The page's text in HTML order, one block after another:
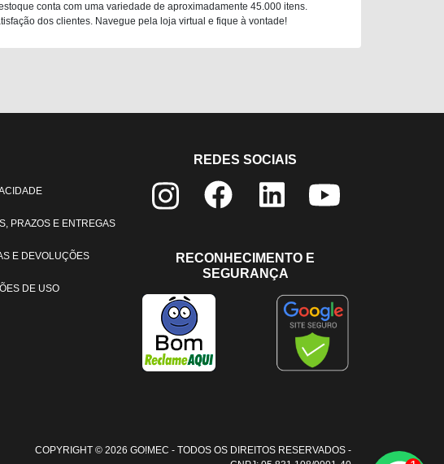
conta com uma variedade de aproximadamente 45.000 itens.
dos clientes. Navegue pela loja virtual e fique à vontade!
PRAZOS E ENTREGAS
E DEVOLUÇÕES
DE USO
REDES SOCIAIS
RECONHECIMENTO E
SEGURANÇA
COPYRIGHT © 2026 GO!MEC - TODOS OS DIREITOS RESERVADOS -